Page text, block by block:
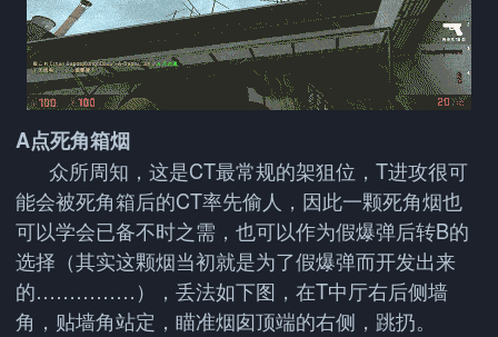
A点死角箱烟
众所周知，这是CT最常规的架狙位，T进攻很可
能会被死角箱后的CT率先偷人，因此一颗死角烟也
可以学会已备不时之需，也可以作为假爆弹后转B的
选择（其实这颗烟当初就是为了假爆弹而开发出来
的……………），丢法如下图，在T中厅右后侧墙
角，贴墙角站定，瞄准烟囱顶端的右侧，跳扔。